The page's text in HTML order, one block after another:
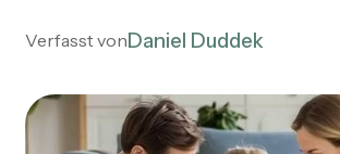
Verfasst vonDaniel Duddek